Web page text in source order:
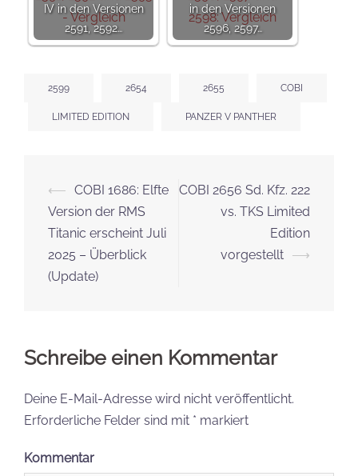
IV in den Versionen
2591, 2592…
in den Versionen
2596, 2597…
2599 2654 2655 COBI
LIMITED EDITION PANZER V PANTHER
Beitrags-
Navigation
⟵ COBI 1686: Elfte
Version der RMS
Titanic erscheint Juli
2025 – Überblick
(Update)
COBI 2656 Sd. Kfz. 222
vs. TKS Limited
Edition
vorgestellt ⟶
Schreibe einen Kommentar
Deine E-Mail-Adresse wird nicht veröffentlicht.
Erforderliche Felder sind mit * markiert
Kommentar